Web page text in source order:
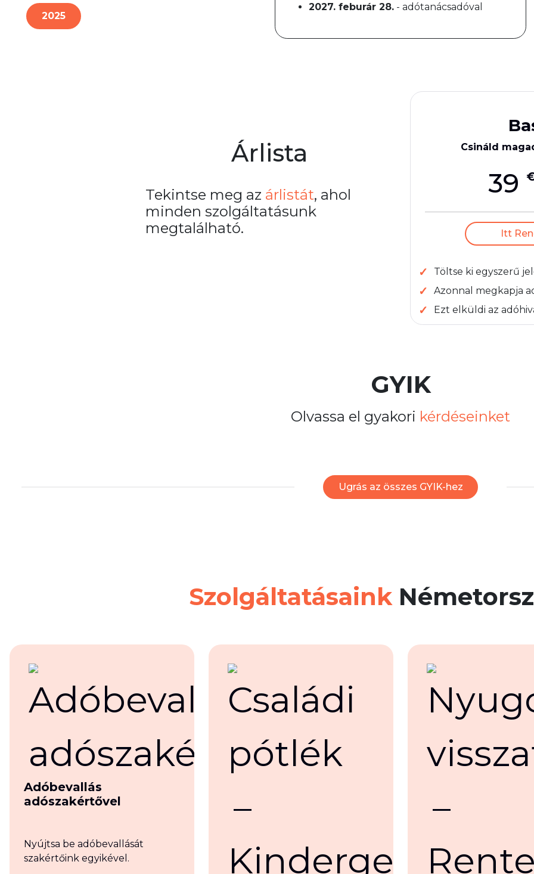
2025
2027. feburár 28. - adótanácsadóval
Árlista
Tekintse meg az árlistát, ahol
minden szolgáltatásunk
megtalálható.
Csináld
39
Itt
Töltse ki egyszerű
Azonnal megkapja
Ezt elküldi az
GYIK
Olvassa el gyakori kérdéseinket
Ugrás az összes GYIK-hez
Szolgáltatásaink
Adóbevallás
adószakértővel
Nyújtsa be adóbevallását
szakértőink egyikével.